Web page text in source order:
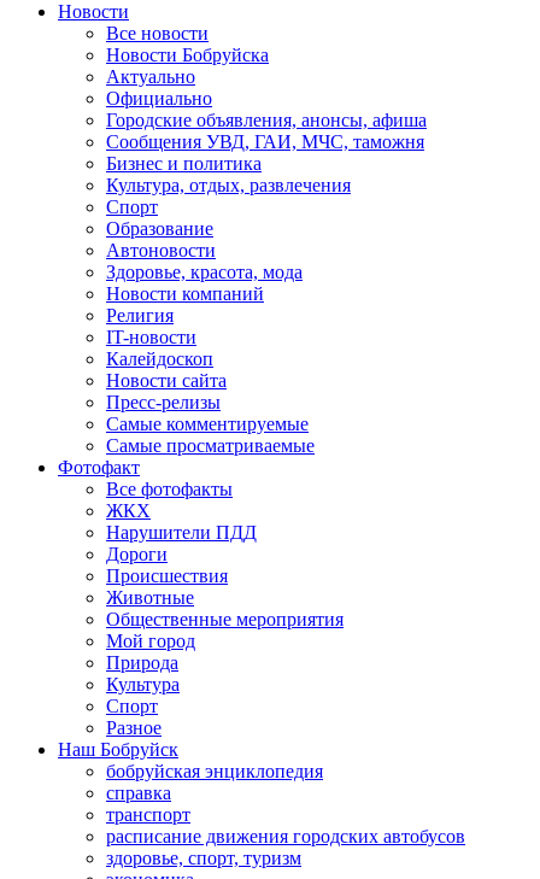
Новости
Все новости
Новости Бобруйска
Актуально
Официально
Городские объявления, анонсы, афиша
Сообщения УВД, ГАИ, МЧС, таможня
Бизнес и политика
Культура, отдых, развлечения
Спорт
Образование
Автоновости
Здоровье, красота, мода
Новости компаний
Религия
IT-новости
Калейдоскоп
Новости сайта
Пресс-релизы
Самые комментируемые
Самые просматриваемые
Фотофакт
Все фотофакты
ЖКХ
Нарушители ПДД
Дороги
Происшествия
Животные
Общественные мероприятия
Мой город
Природа
Культура
Спорт
Разное
Наш Бобруйск
бобруйская энциклопедия
справка
транспорт
расписание движения городских автобусов
здоровье, спорт, туризм